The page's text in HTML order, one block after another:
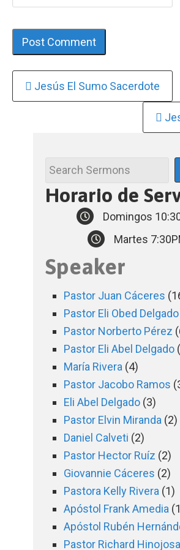
Continue
Jesús El Sumo Sacerdote
Horario de
Domingos
Martes
Speaker
Pastor Juan Cáceres
Pastor Eli Obed Delgado
Pastor Norberto Pérez
Pastor Eli Abel Delgado
María Rivera (4)
Pastor Jacobo Ramos
Eli Abel Delgado (3)
Pastor Elvin Miranda (2)
Daniel Calveti (2)
Pastor Hector Ruíz (2)
Giovannie Cáceres (2)
Pastora Kelly Rivera (1)
Apóstol Frank Amedia
Apóstol Rubén
Pastor Richard Hinojosa